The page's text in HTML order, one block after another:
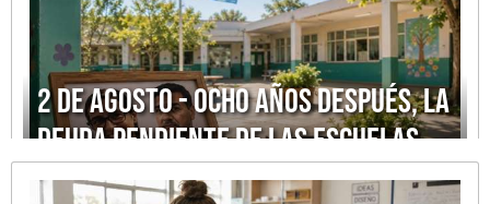
2 de agosto - Ocho años después, la
deuda pendiente de las escuelas
seguras